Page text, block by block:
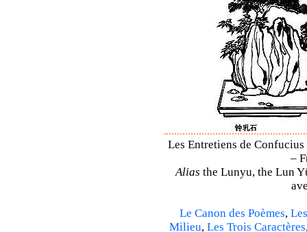
Les Entretiens de
–
Alias the Lunyu, the Lun
Le Canon des Poèmes,
Milieu, Les Trois Caractères